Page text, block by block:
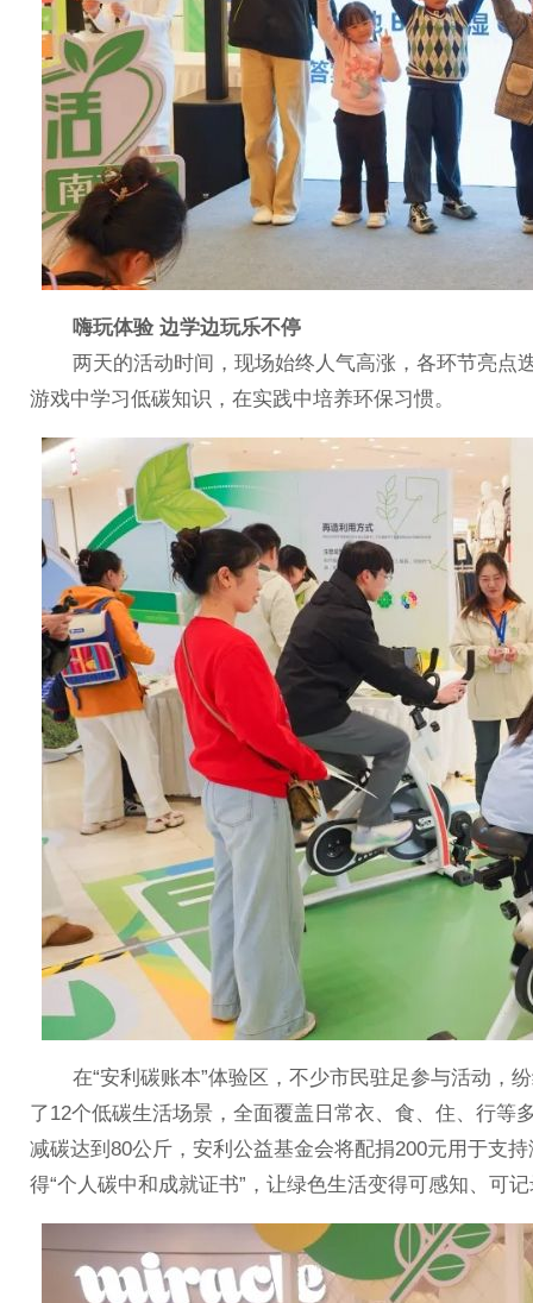
嗨玩体验 边学边玩乐不停
两天的活动时间，现场始终人气高涨，各环节亮点迭
游戏中学习低碳知识，在实践中培养环保习惯。
在“安利碳账本”体验区，不少市民驻足参与活动，纷
了12个低碳生活场景，全面覆盖日常衣、食、住、行
减碳达到80公斤，安利公益基金会将配捐200元用于支
得“个人碳中和成就证书”，让绿色生活变得可感知、可